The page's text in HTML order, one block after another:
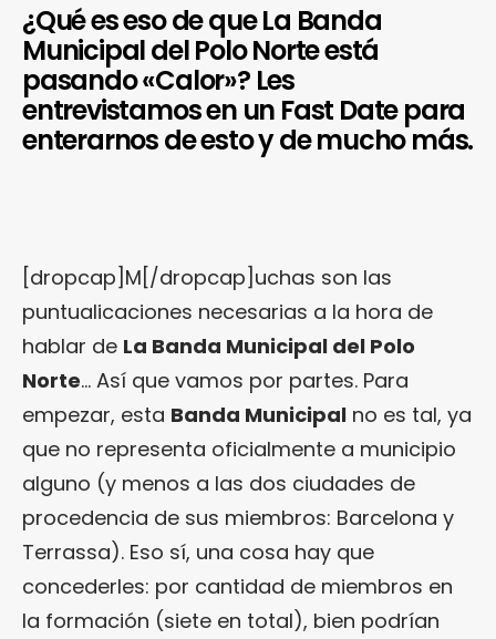
¿Qué es eso de que La Banda
Municipal del Polo Norte está
pasando «Calor»? Les
entrevistamos en un Fast Date para
enterarnos de esto y de mucho más.
[dropcap]M[/dropcap]uchas son las
puntualicaciones necesarias a la hora de
hablar de La Banda Municipal del Polo
Norte… Así que vamos por partes. Para
empezar, esta Banda Municipal no es tal, ya
que no representa oficialmente a municipio
alguno (y menos a las dos ciudades de
procedencia de sus miembros: Barcelona y
Terrassa). Eso sí, una cosa hay que
concederles: por cantidad de miembros en
la formación (siete en total), bien podrían